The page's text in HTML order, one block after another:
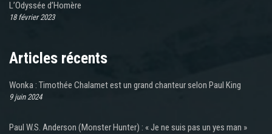
L’Odyssée d’Homère
18 février 2023
Articles récents
Wonka : Timothée Chalamet est un grand chanteur selon Paul King
9 juin 2024
Paul W.S. Anderson (Monster Hunter) : « Je ne suis pas un yes man »